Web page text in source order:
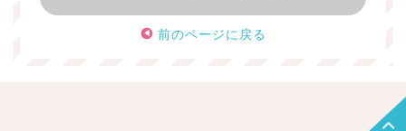
・本人確認
・サービスの開発・改善のための分析
前のページに戻る